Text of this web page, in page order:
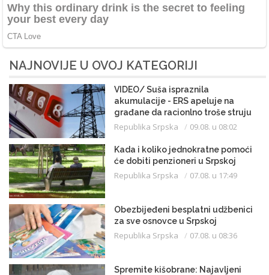
NAJNOVIJE U OVOJ KATEGORIJI
VIDEO/ Suša ispraznila
akumulacije - ERS apeluje na
građane da racionlno troše struju
Republika Srpska 09.08. u 08:02
Kada i koliko jednokratne pomoći
će dobiti penzioneri u Srpskoj
Republika Srpska 07.08. u 17:49
Obezbijeđeni besplatni udžbenici
za sve osnovce u Srpskoj
Republika Srpska 07.08. u 08:36
Spremite kišobrane: Najavljeni